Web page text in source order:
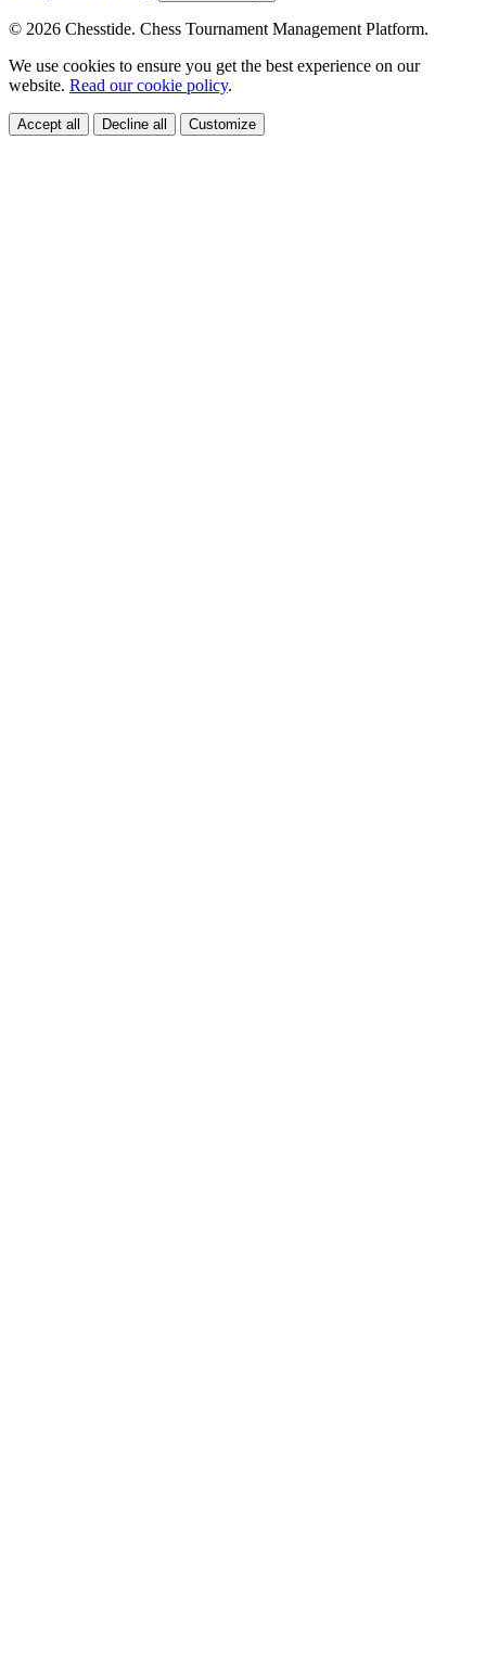
© 2026 Chesstide. Chess Tournament Management Platform.
We use cookies to ensure you get the best experience on our
website. Read our cookie policy.
Accept all Decline all Customize